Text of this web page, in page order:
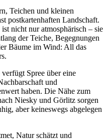
Teichen und kleinen
postkartenhaften Landschaft.
nicht nur atmosphärisch – sie
der Teiche, Begegnungen
Bäume im Wind: All das
Spree über eine
und
haben. Die Nähe zum
Niesky und Görlitz sorgen
aber keineswegs abgelegen
Natur schätzt und